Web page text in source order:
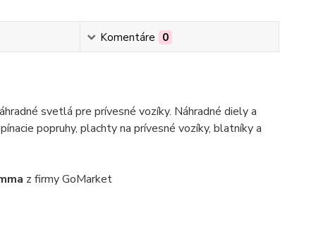
Komentáre 0
svetlá pre prívesné vozíky. Náhradné diely a
popruhy, plachty na prívesné vozíky, blatníky a
z firmy GoMarket